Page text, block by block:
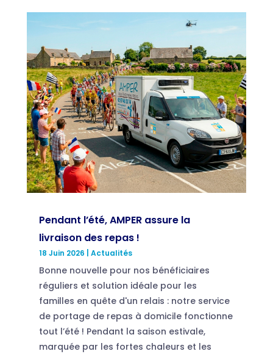
Pendant l’été, AMPER assure la
livraison des repas !
18 Juin 2026 Actualités
Bonne nouvelle pour nos bénéficiaires
réguliers et solution idéale pour les
familles en quête d'un relais : notre service
de portage de repas à domicile fonctionne
tout l’été ! Pendant la saison estivale,
marquée par les fortes chaleurs et les